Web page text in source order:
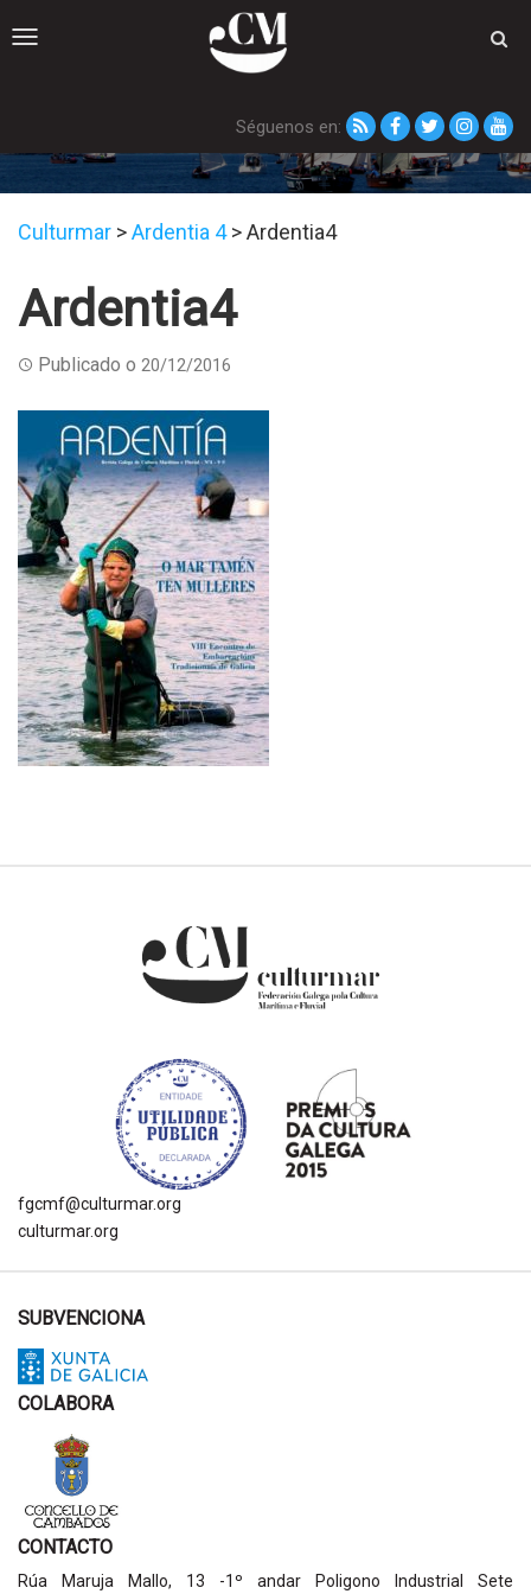
Toggle
Séguenos en:
Ardentia4
Culturmar >Ardentia 4>Ardentia4
Ardentia4
Publicado o 20/12/2016
fgcmf@culturmar.org
culturmar.org
SUBVENCIONA
COLABORA
CONTACTO
Rúa Maruja Mallo, 13 -1º andar Poligono Industrial Sete